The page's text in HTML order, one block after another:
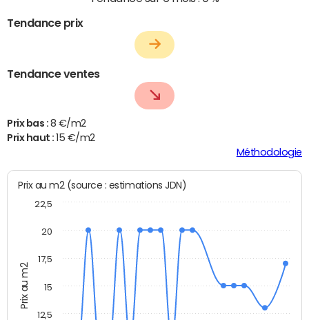
Tendance prix
Tendance ventes
Prix bas : 8 €/m2
Prix haut :15 €/m2
Méthodologie
Prix au m2
Prix au m2 (source : estimations JDN)
12,5
15
17,5
20
22,5